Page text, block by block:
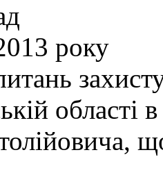
року
області